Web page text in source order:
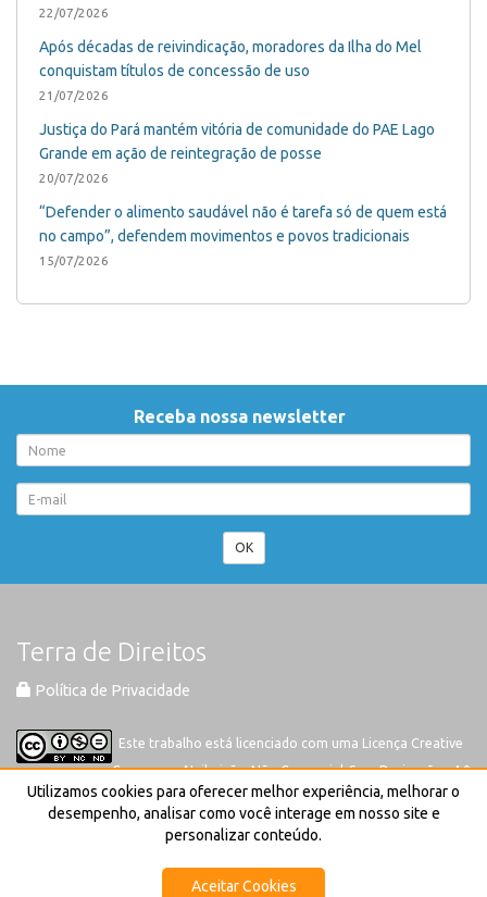
22/07/2026
Após décadas de reivindicação, moradores da Ilha do Mel
conquistam títulos de concessão de uso
21/07/2026
Justiça do Pará mantém vitória de comunidade do PAE Lago
Grande em ação de reintegração de posse
20/07/2026
“Defender o alimento saudável não é tarefa só de quem está
no campo”, defendem movimentos e povos tradicionais
15/07/2026
Receba nossa newsletter
OK
Terra de Direitos
Política de Privacidade
Este trabalho está licenciado com uma Licença Creative
Commons-Atribuição-Não Comercial-Sem Derivações 4.0
Internacional
Utilizamos cookies para oferecer melhor experiência, melhorar o
desempenho, analisar como você interage em nosso site e
personalizar conteúdo.
Aceitar Cookies